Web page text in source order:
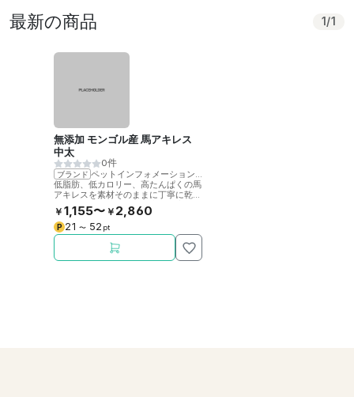
最新の商品 1/1
無添加 モンゴル産 馬アキレス
中太
0件
ブランド
ペットインフォメーションラック
低脂肪、低カロリー、高たんぱくの馬
アキレスを素材そのままに丁寧に乾燥
させました。噛むことで歯の健康をサ
ポート。
￥ 1,155〜 ￥ 2,860
P 21 〜 52 pt